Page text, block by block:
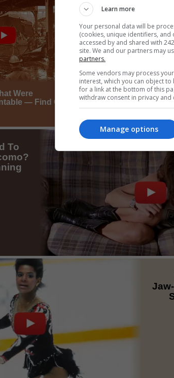
Learn more
Your personal data will be
(cookies, unique identifiers,
accessed by and shared with
site. We and our partners may
partners.
Some vendors may process
interest, which you can object
for a link at the bottom of this
withdraw consent in privacy and
Manage options